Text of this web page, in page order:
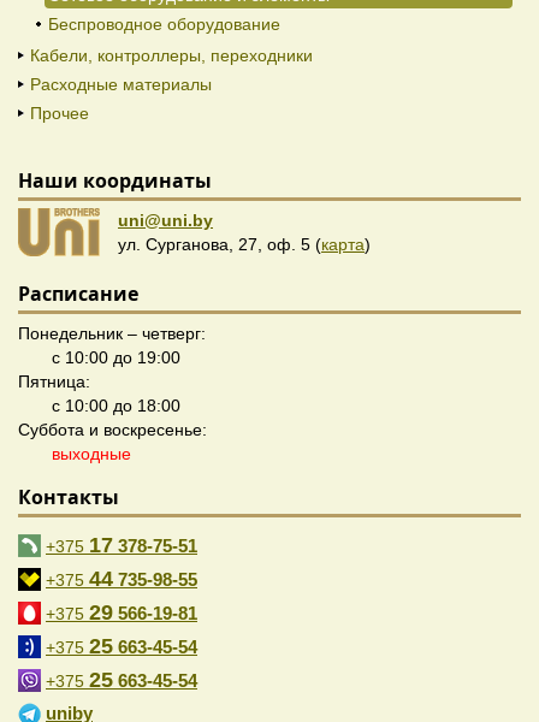
Беспроводное оборудование
Кабели, контроллеры, переходники
Расходные материалы
Прочее
Наши координаты
uni@uni.by
ул. Сурганова, 27, оф. 5 (карта)
Расписание
Понедельник – четверг:
с 10:00 до 19:00
Пятница:
с 10:00 до 18:00
Суббота и воскресенье:
выходные
Контакты
+375 17 378-75-51
+375 44 735-98-55
+375 29 566-19-81
+375 25 663-45-54
+375 25 663-45-54
uniby